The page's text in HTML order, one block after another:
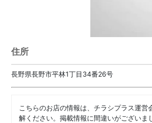
住所
長野県長野市平林1丁目34番26号
こちらのお店の情報は、チラシプラス運
解ください。掲載情報に間違いがございま